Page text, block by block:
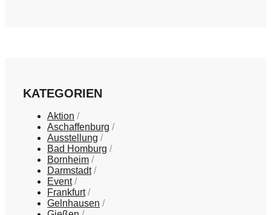
KATEGORIEN
Aktion
Aschaffenburg
Ausstellung
Bad Homburg
Bornheim
Darmstadt
Event
Frankfurt
Gelnhausen